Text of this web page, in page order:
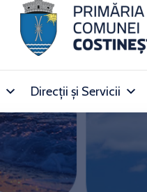
Direcții și Servicii